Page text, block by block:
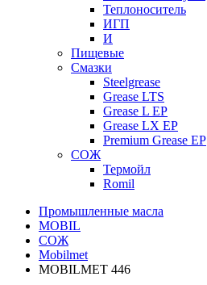
Теплоноситель
ИГП
И
Пищевые
Смазки
Steelgrease
Grease LTS
Grease L EP
Grease LX EP
Premium Grease EP
СОЖ
Термойл
Romil
Промышленные масла
MOBIL
СОЖ
Mobilmet
MOBILMET 446